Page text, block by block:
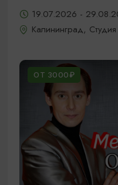
19.07.2026 -
Калининград, Студия
ОТ 3000₽